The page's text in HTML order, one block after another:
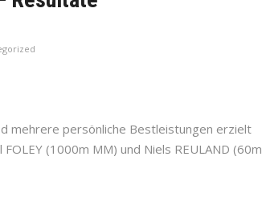
mehrere persönliche Bestleistungen erzielt
(1000m MM) und Niels REULAND (60m